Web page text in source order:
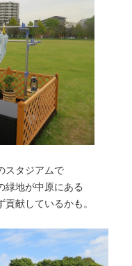
スタジアムで
緑地が中原にある
献しているかも。